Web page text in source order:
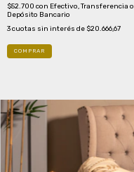
$52.700 con Efectivo, Transferencia o
Depósito Bancario
3cuotas sin interés de $20.666,67